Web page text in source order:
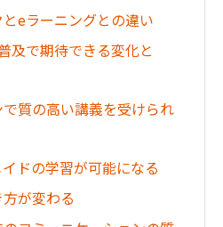
eラーニングとの違い
及で期待できる変化と
質の高い講義を受けられ
ドの学習が可能になる
が変わる